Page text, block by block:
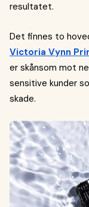
resultatet.
Det finnes to
Victoria Vynn
er skånsom mot
sensitive kunder
skade.